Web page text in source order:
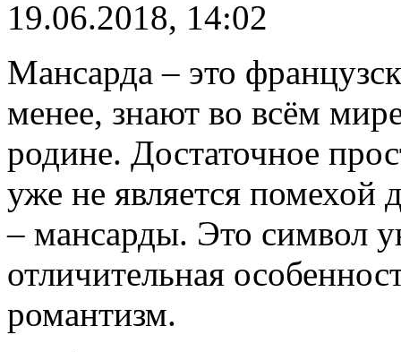
19.06.2018, 14:02
Мансарда – это
менее, знают во всём
родине. Достаточное
уже не является помехой
– мансарды. Это символ
отличительная
романтизм.